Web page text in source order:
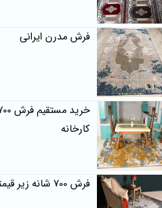
فرش مدرن ایرانی
کارخانه
فرش 700 شانه زیر قیمتی